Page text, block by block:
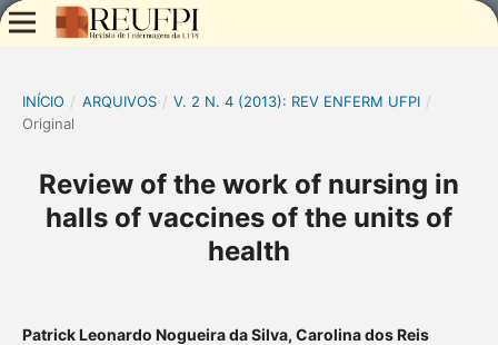
INÍCIO / ARQUIVOS / V. 2 N. 4 (2013): REV ENFERM UFPI /
Original
Review of the work of nursing in
halls of vaccines of the units of
health
Patrick Leonardo Nogueira da Silva, Carolina dos Reis